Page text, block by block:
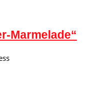
Marmelade“